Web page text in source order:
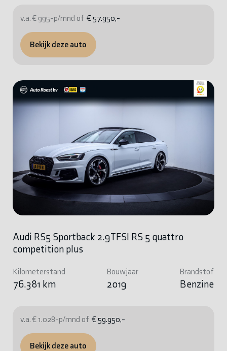
v.a. € 995-p/mnd of € 57.950,-
Bekijk deze auto
Audi RS5 Sportback 2.9TFSI RS 5 quattro
competition plus
Kilometerstand
76.381 km
Bouwjaar
2019
Brandstof
Benzine
v.a. € 1.028-p/mnd of € 59.950,-
Bekijk deze auto